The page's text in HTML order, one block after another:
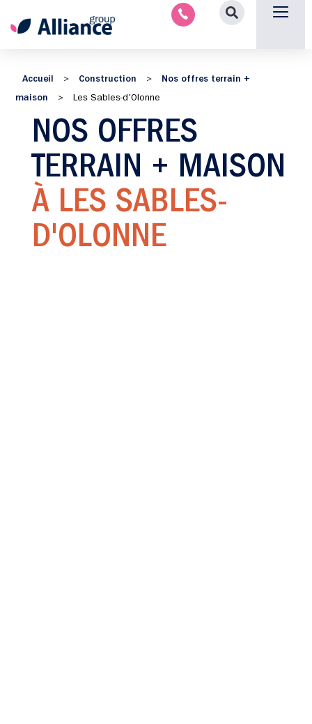
Accueil > Construction >
Nos offres terrain +
maison
> Les Sables-d'Olonne
NOS OFFRES
TERRAIN + MAISON
À LES SABLES-
D'OLONNE